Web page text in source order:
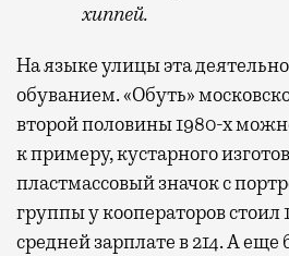
хиппей.
На языке улицы эта
обуванием. «Обуть»
второй половины 1980-х
к примеру, кустарного
пластмассовый значок с
группы у кооператоров стоил
средней зарплате в 214. А